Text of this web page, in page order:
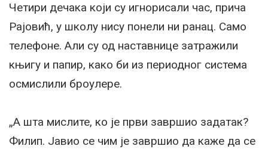
Четири дечака који су игнорисали час, прича
Рајовић, у школу нису понели ни ранац. Само
телефоне. Али су од наставнице затражили
књигу и папир, како би из периодног система
осмислили броулере.
„А шта мислите, ко је први завршио задатак?
Филип. Јавио се чим је завршио да каже да се